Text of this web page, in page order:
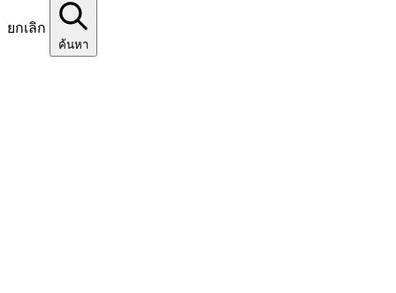
ยกเลิก
ค้นหา